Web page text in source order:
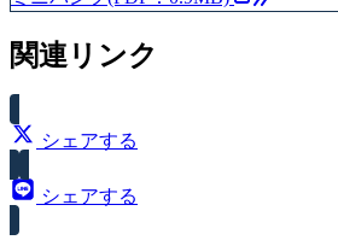
関連リンク
シェアする
シェアする